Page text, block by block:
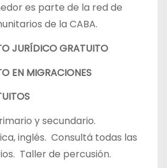
es parte de la red de
de la CABA.
JURÍDICO GRATUITO
EN MIGRACIONES
y secundario.
inglés. Consultá todas las
Taller de percusión.